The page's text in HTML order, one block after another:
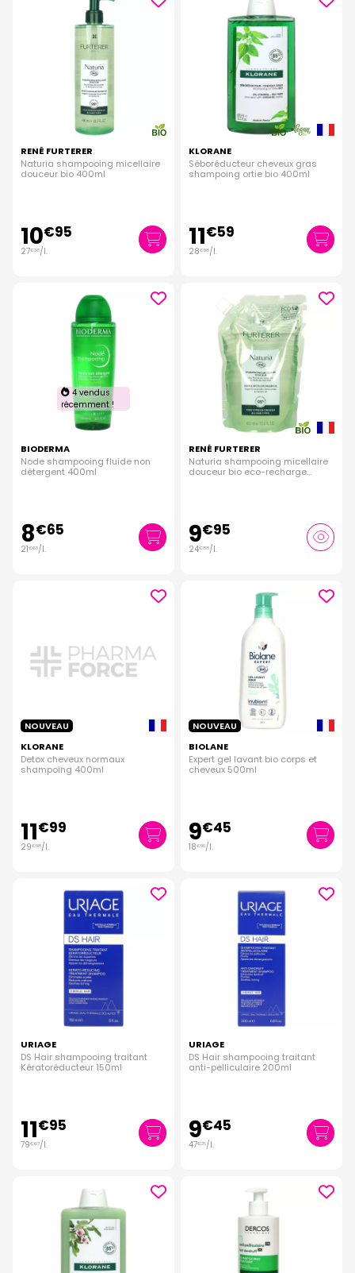
RENÉ FURTERER
Naturia shampooing micellaire
douceur bio 400ml
10€95
27€38/l.
KLORANE
Séboréducteur cheveux gras
shampoing ortie bio 400ml
11€59
28€98/l.
4 vendus
récemment !
BIODERMA
Node shampooing fluide non
détergent 400ml
8€65
21€63/l.
RENÉ FURTERER
Naturia shampooing micellaire
douceur bio eco-recharge
9€95
24€88/l.
NOUVEAU
KLORANE
Detox cheveux normaux
shampoing 400ml
11€99
29€98/l.
NOUVEAU
BIOLANE
Expert gel lavant bio corps et
cheveux 500ml
9€45
18€90/l.
URIAGE
DS Hair shampooing traitant
Kératoréducteur 150ml
11€95
79€67/l.
URIAGE
DS Hair shampooing traitant
anti-pelliculaire 200ml
9€45
47€25/l.